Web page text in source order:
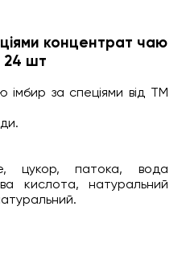
концентрат чаю
24 шт
імбир за спеціями від ТМ
цукор, патока, вода
кислота, натуральний